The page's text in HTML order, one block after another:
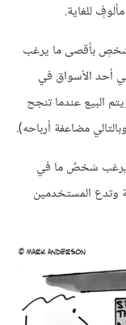
للغاية.
شخصٍ بأقصى ما يرغب
أحد الأسواق في
البيع عندما تنجح
مضاعفة أرباحه).
يرغب شخصٌ ما في
وتدع المستخدمين